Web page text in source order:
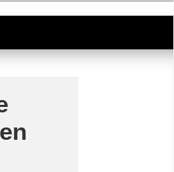
GP
luciolopezgp